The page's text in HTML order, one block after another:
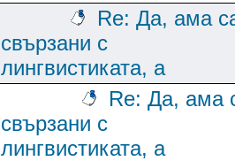
Re: Да, ама
свързани с
лингвистиката, а
Re: Да, ама
свързани с
лингвистиката, а